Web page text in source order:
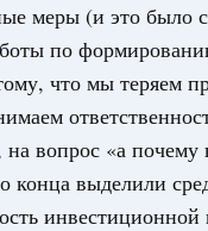
меры (и это было
по
что мы теряем
на вопрос «а
конца выделили